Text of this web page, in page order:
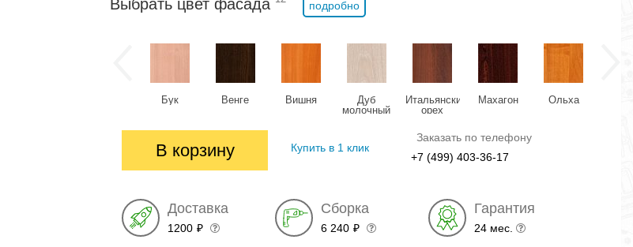
Выбрать цвет фасада подробно
Бук Венге Вишня
Дуб
молочный
Итальянский
орех
Махагон Ольха
В корзину Купить в 1 клик
Заказать по телефону
+7 (499) 403-36-17
Доставка
1200 ₽
Сборка
6 240 ₽
Гарантия
24 мес.